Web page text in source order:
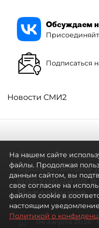
Обсуждаем
Подписаться
Новости СМИ2
Летний сезон
провальным
ресторанов в
Петербурга
06 августа 2026
На нашем сайте
файлы. Продолжая
данным сайтом, вы
свое согласие на
файлов cookie в
настоящим
Политикой о